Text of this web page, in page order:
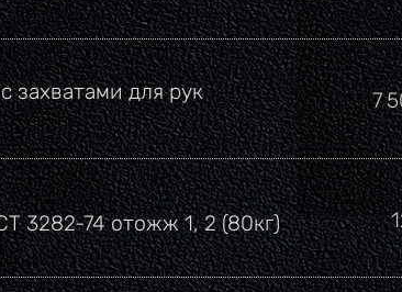
захватами для рук
7
3282-74 отожж 1, 2 (80кг)